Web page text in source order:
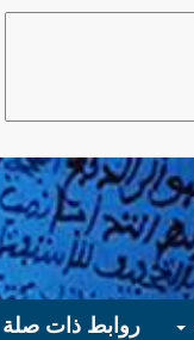
روابط ذات صلة